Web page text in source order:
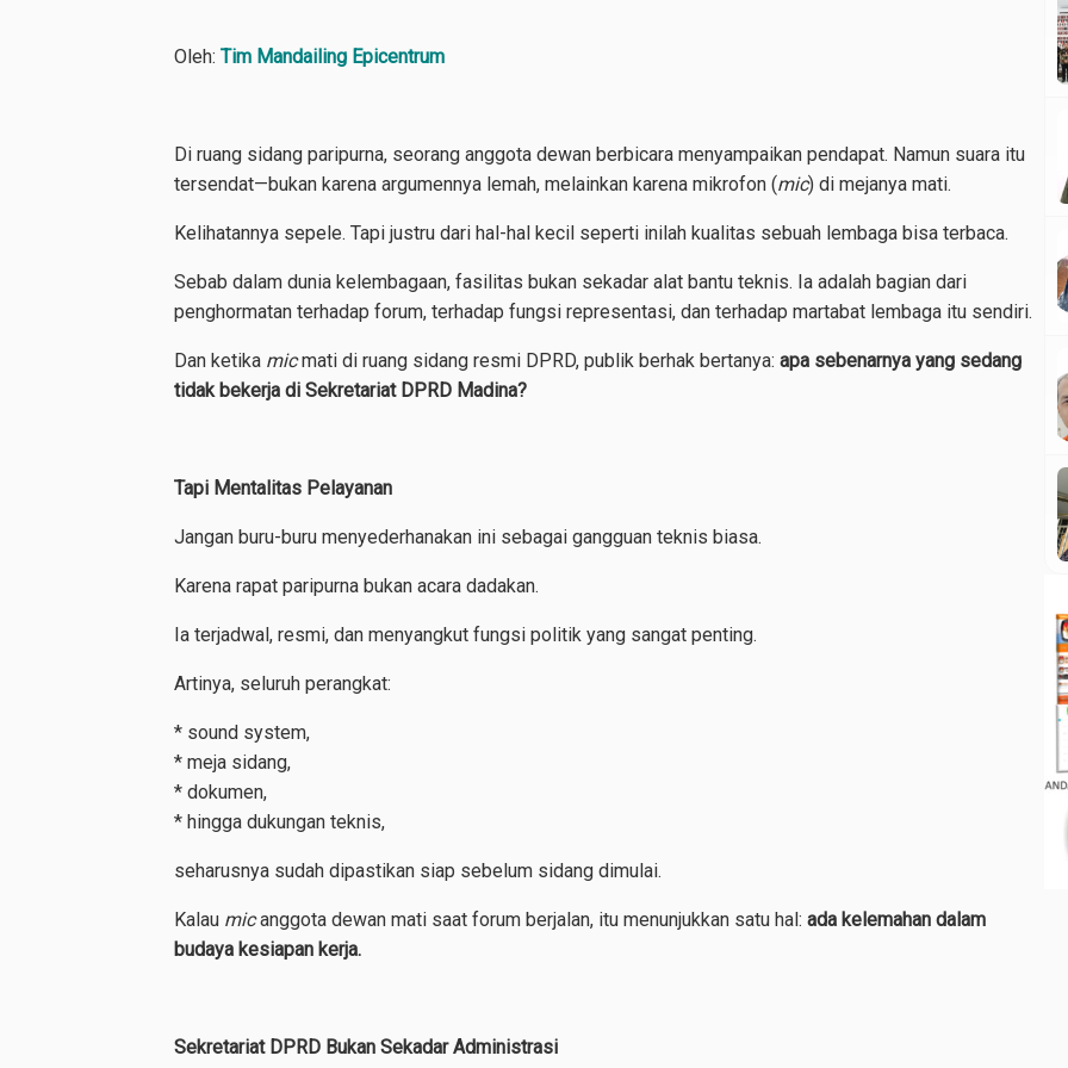
Oleh: Tim Mandailing Epicentrum
Di ruang sidang paripurna, seorang anggota dewan berbicara menyampaikan pendapat. Namun suara itu
tersendat—bukan karena argumennya lemah, melainkan karena mikrofon (mic) di mejanya mati.
Kelihatannya sepele. Tapi justru dari hal-hal kecil seperti inilah kualitas sebuah lembaga bisa terbaca.
Sebab dalam dunia kelembagaan, fasilitas bukan sekadar alat bantu teknis. Ia adalah bagian dari
penghormatan terhadap forum, terhadap fungsi representasi, dan terhadap martabat lembaga itu sendiri.
Dan ketika micmati di ruang sidang resmi DPRD, publik berhak bertanya: apa sebenarnya yang sedang
tidak bekerja di Sekretariat DPRD Madina?
Tapi Mentalitas Pelayanan
Jangan buru-buru menyederhanakan ini sebagai gangguan teknis biasa.
Karena rapat paripurna bukan acara dadakan.
Ia terjadwal, resmi, dan menyangkut fungsi politik yang sangat penting.
Artinya, seluruh perangkat:
* sound system,
* meja sidang,
* dokumen,
* hingga dukungan teknis,
seharusnya sudah dipastikan siap sebelum sidang dimulai.
Kalau micanggota dewan mati saat forum berjalan, itu menunjukkan satu hal: ada kelemahan dalam
budaya kesiapan kerja.
Sekretariat DPRD Bukan Sekadar Administrasi